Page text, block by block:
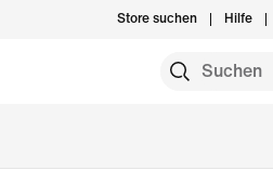
Store suchen Hilfe